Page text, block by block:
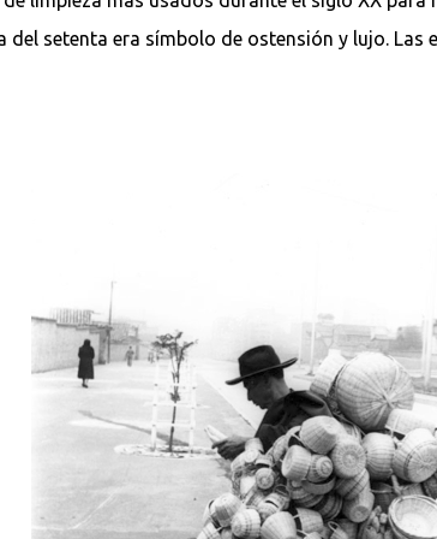
setenta era símbolo de ostensión y lujo. Las